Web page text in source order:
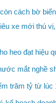
cách bờ
xe mới thú
heo đạt hiệu
mắt nghề
trăm tỷ từ lúc